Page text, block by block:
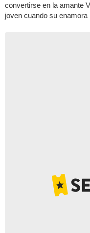
convertirse en la amante
joven cuando su